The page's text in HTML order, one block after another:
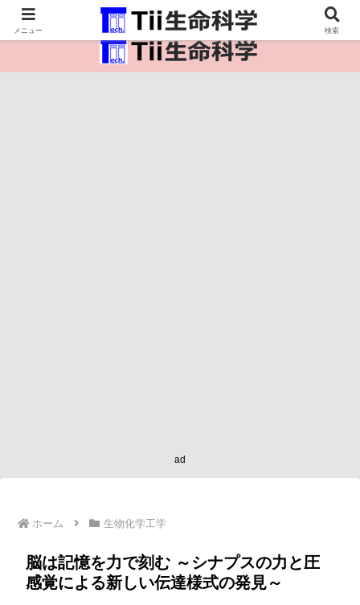
医療保健・生命・生物の情報インフラ。
ad
ホーム 生物化学工学
脳は記憶を力で刻む ～シナプスの力と圧
感覚による新しい伝達様式の発見～
メニュー 検索